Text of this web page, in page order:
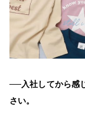
──入社してから感
さい。